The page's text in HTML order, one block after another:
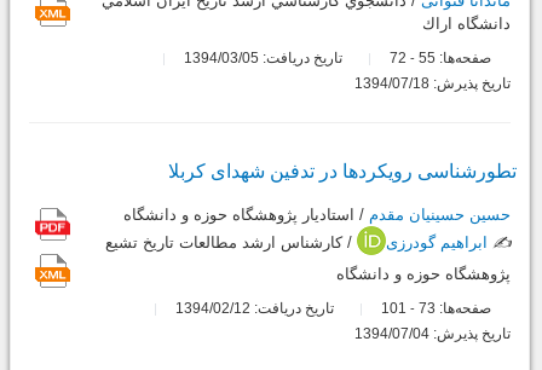
دانشگاه اراك
صفحه‌ها: 55
-
تاریخ دریافت: 1394/03/05
تاریخ پذیرش: 1394/07/18
تطورشناسی رویکردها در تدفین شهدای کربلا
حسین حسینیان مقدم / استادیار پژوهشگاه حوزه و دانشگاه
✍️ ابراهیم گودرزی
/ كارشناس ارشد مطالعات تاریخ تشیع
پژوهشگاه حوزه و دانشگاه
صفحه‌ها: 73
-
تاریخ دریافت: 1394/02/12
تاریخ پذیرش: 1394/07/04